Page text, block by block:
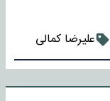
علیرضا کمالی